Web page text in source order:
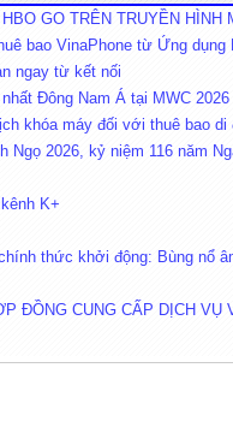
GO TRÊN TRUYỀN HÌNH
bao VinaPhone từ Ứng dụng
ngay từ kết nối
Đông Nam Á tại MWC 2026
khóa máy đối với thuê bao di
Ngọ 2026, kỷ niệm 116 năm
K+
thức khởi động: Bùng nổ
ĐỒNG CUNG CẤP DỊCH VỤ